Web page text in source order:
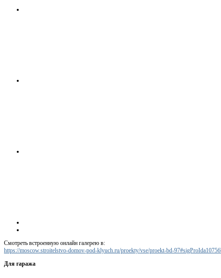
Смотреть встроенную онлайн галерею в:
https://moscow.stroitelstvo-domov-pod-klyuch.ru/proekty/vse/proekt-bd-
Для гаража